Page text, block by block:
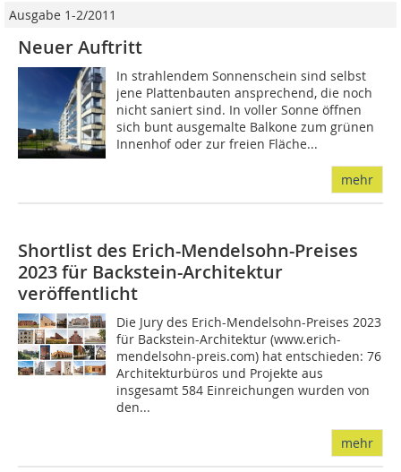
Ausgabe 1-2/2011
Neuer Auftritt
In strahlendem Sonnenschein sind selbst
jene Plattenbauten ansprechend, die noch
nicht saniert sind. In voller Sonne öffnen
sich bunt ausgemalte Balkone zum grünen
Innenhof oder zur freien Fläche...
mehr
Shortlist des Erich-Mendelsohn-Preises
2023 für Backstein-Architektur
veröffentlicht
Die Jury des Erich-Mendelsohn-Preises 2023
für Backstein-Architektur (www.erich-
mendelsohn-preis.com) hat entschieden: 76
Architekturbüros und Projekte aus
insgesamt 584 Einreichungen wurden von
den...
mehr